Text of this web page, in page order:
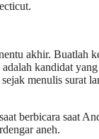
akhir. Buatlah
kandidat
menulis surat
berbicara saat
aneh.